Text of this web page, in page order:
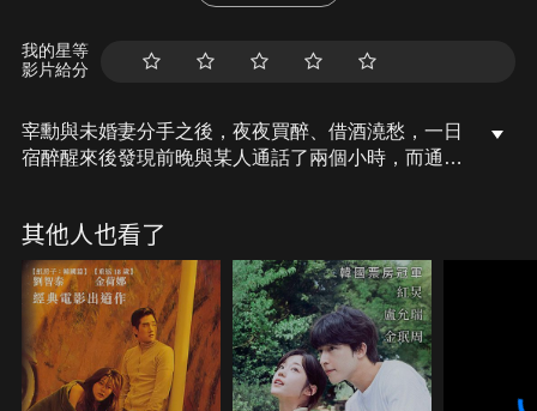
我的星等
影片給分
宰勳與未婚妻分手之後，夜夜買醉、借酒澆愁，一日
宿醉醒來後發現前晚與某人通話了兩個小時，而通話
之間總是有著微妙的緊張氣氛，但隨著對彼此越來越
了解，愛情也悄悄在他們心中萌芽…
其他人也看了